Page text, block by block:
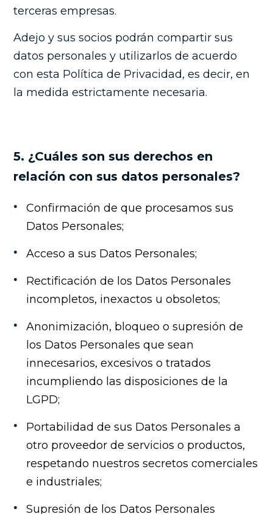
terceras empresas.
Adejo y sus socios podrán compartir sus
datos personales y utilizarlos de acuerdo
con esta Política de Privacidad, es decir, en
la medida estrictamente necesaria.
5. ¿Cuáles son sus derechos en
relación con sus datos personales?
Confirmación de que procesamos sus
Datos Personales;
Acceso a sus Datos Personales;
Rectificación de los Datos Personales
incompletos, inexactos u obsoletos;
Anonimización, bloqueo o supresión de
los Datos Personales que sean
innecesarios, excesivos o tratados
incumpliendo las disposiciones de la
LGPD;
Portabilidad de sus Datos Personales a
otro proveedor de servicios o productos,
respetando nuestros secretos comerciales
e industriales;
Supresión de los Datos Personales